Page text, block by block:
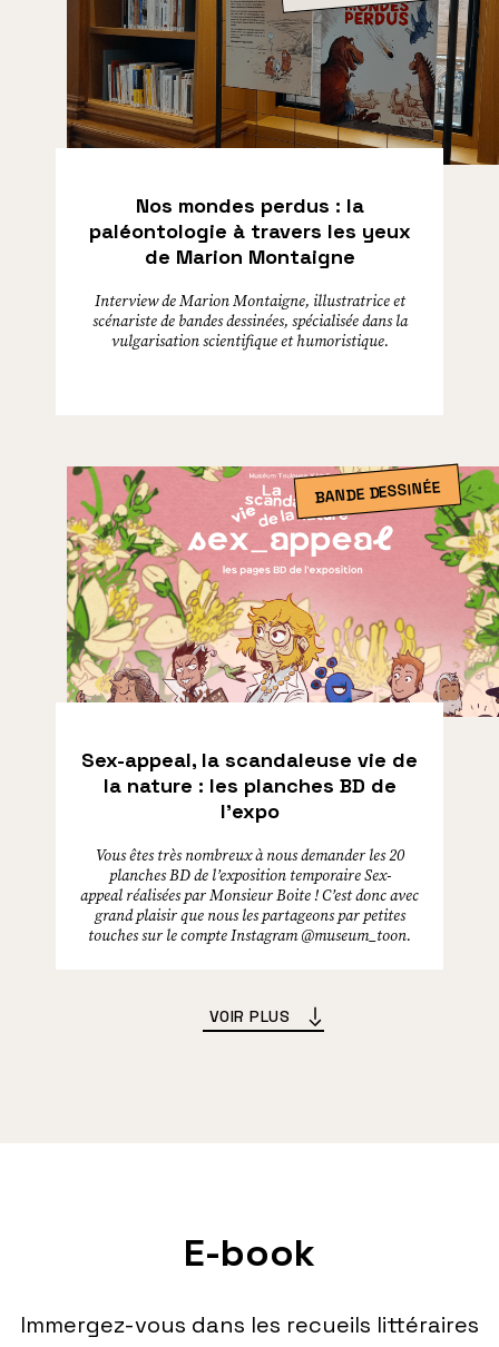
Nos mondes perdus : la
paléontologie à travers les yeux
de Marion Montaigne
Interview de Marion Montaigne, illustratrice et
scénariste de bandes dessinées, spécialisée dans la
vulgarisation scientifique et humoristique.
BANDE DESSINÉE
Sex-appeal, la scandaleuse vie de
la nature : les planches BD de
l’expo
Vous êtes très nombreux à nous demander les 20
planches BD de l’exposition temporaire Sex-
appeal réalisées par Monsieur Boite ! C’est donc avec
grand plaisir que nous les partageons par petites
touches sur le compte Instagram @museum_toon.
VOIR PLUS
E-book
Immergez-vous dans les recueils littéraires